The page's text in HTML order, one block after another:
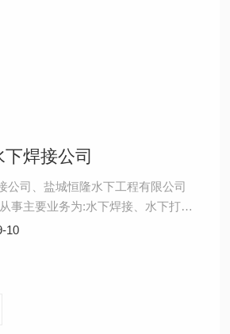
焊接公司
公司、盐城恒隆水下工程有限公司
事主要业务为:水下焊接、水下打
安装、水下堵漏、水下切割、水下摄
施工、水下维修、水下检测、水下封
10